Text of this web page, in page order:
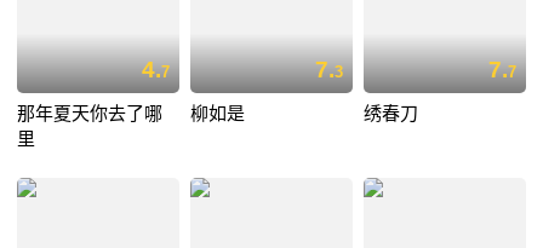
4.7
那年夏天你去了哪
里
7.3
柳如是
7.7
绣春刀